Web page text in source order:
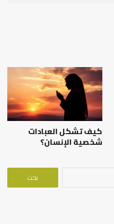
كيف تشكل العبادات
شخصية الإنسان؟
البحث